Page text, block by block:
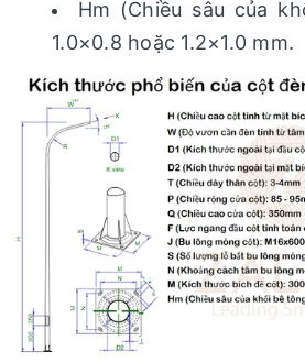
Hm (Chiều sâu của
1.0×0.8 hoặc 1.2×1.0 mm.